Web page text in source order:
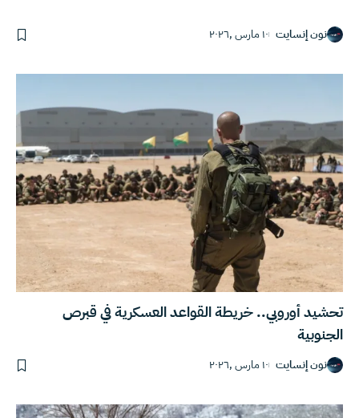
نون إنسايت ١٠ مارس ,٢٠٢٦
تحشيد أوروبي.. خريطة القواعد العسكرية في قبرص
الجنوبية
نون إنسايت ١٠ مارس ,٢٠٢٦